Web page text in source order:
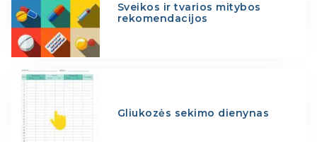
Sveikos ir tvarios mitybos
rekomendacijos
Gliukozės sekimo dienynas